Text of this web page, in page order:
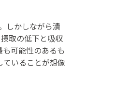
しかしながら潰
取の低下と吸収
可能性のあるも
いることが想像